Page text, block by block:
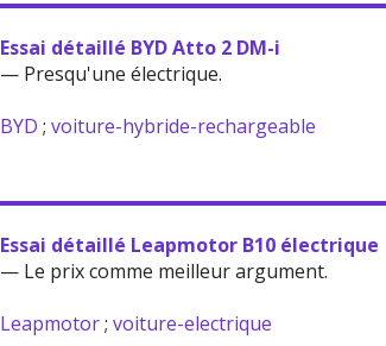
Essai détaillé BYD Atto 2 DM-i
— Presqu'une électrique.
BYD ;voiture-hybride-rechargeable
Essai détaillé Leapmotor B10 électrique
— Le prix comme meilleur argument.
Leapmotor;voiture-electrique